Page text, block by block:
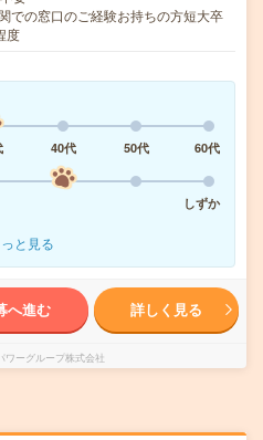
の窓口のご経験お持ちの方短大卒
度
40代 50代
60代
しずか
と見る
へ進む 詳しく見る
ワーグループ株式会社